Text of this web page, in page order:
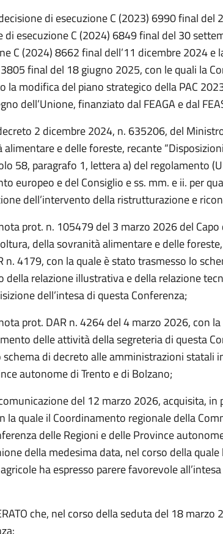
di esecuzione C (2023) 6990 final del
di esecuzione C (2024) 6849 final del 30
C (2024) 8662 final dell’11 dicembre 2024 e
final del 18 giugno 2025, con le quali la
la modifica del piano strategico della PAC
dell’Unione, finanziato dal FEAGA e dal
2 dicembre 2024, n. 635206, del
alimentare e delle foreste, recante
58, paragrafo 1, lettera a) del regolamento
europeo e del Consiglio e ss. mm. e ii. per
dell’intervento della ristrutturazione e
prot. n. 105479 del 3 marzo 2026 del
della sovranità alimentare e delle
n. 4179, con la quale è stato trasmesso lo
della relazione illustrativa e della relazione
dell’intesa di questa Conferenza;
prot. DAR n. 4264 del 4 marzo 2026, con
delle attività della segreteria di questa
di decreto alle amministrazioni statali
autonome di Trento e di Bolzano;
del 12 marzo 2026, acquisita, in
la quale il Coordinamento regionale della
delle Regioni e delle Province
della medesima data, nel corso della quale
ha espresso parere favorevole
che, nel corso della seduta del 18 marzo